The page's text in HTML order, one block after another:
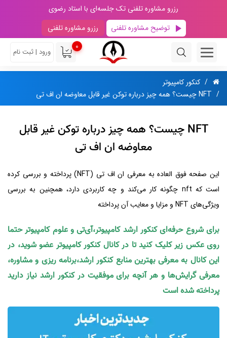
رزرو مشاوره تلفنی تک جلسه‌ای با استاد رضوی
توضیح مشاوره تلفنی
رزرو مشاوره تلفنی
0
ورود | ثبت نام
کنکور کامپیوتر
NFT چیست؟ همه چیز درباره توکن غیر قابل معاوضه ان اف تی
NFT چیست؟ همه چیز درباره توکن غیر قابل
معاوضه ان اف تی
این صفحه فوق العاده به معرفی ان اف تی (NFT) پرداخته و بررسی کرده
است که nft چگونه کار می‌کند و چه کاربردی دارد، همچنین به بررسی
ویژگی‌های NFT و مزایا و معایب آن پرداخته
برای شروع حرفه‌ای کنکور ارشد کامپیوتر،آی‌تی و علوم کامپیوتر حتما
روی عکس زیر کلیک کنید تا در کانال کنکور کامپیوتر عضو شوید، در
این کانال به معرفی بهترین منابع کنکور ارشد،برنامه ریزی و مشاوره،
معرفی گرایش‌ها و هر آنچه برای موفقیت در کنکور ارشد نیاز دارید
پرداخته شده است